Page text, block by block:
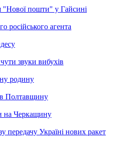
"Нової пошти" у Гайсині
російського агента
звуки вибухів
родину
Полтавщину
на Черкащину
передачу Україні нових ракет